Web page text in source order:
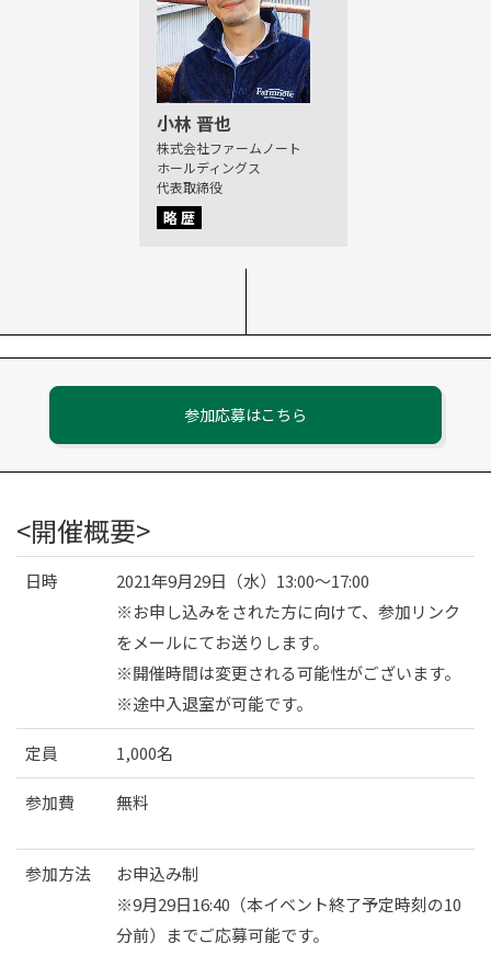
小林 晋也
株式会社ファームノート
ホールディングス
代表取締役
略 歴
参加応募はこちら
<開催概要>
日時
2021年9月29日（水）13:00〜17:00
※お申し込みをされた方に向けて、参加リンク
をメールにてお送りします。
※開催時間は変更される可能性がございます。
※途中入退室が可能です。
定員 1,000名
参加費 無料
参加方法
お申込み制
※9月29日16:40（本イベント終了予定時刻の10
分前）までご応募可能です。